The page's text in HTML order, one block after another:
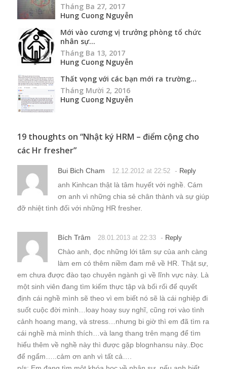
Tháng Ba 27, 2017
Hung Cuong Nguyễn
Mới vào cương vị trưởng phòng tổ chức
nhân sự...
Tháng Ba 13, 2017
Hung Cuong Nguyễn
Thất vọng với các bạn mới ra trường...
Tháng Mười 2, 2016
Hung Cuong Nguyễn
19 thoughts on “Nhật ký HRM – điểm cộng cho
các Hr fresher”
Bui Bich Cham 12.12.2012 at 22:52 - Reply
anh Kinhcan thật là tâm huyết với nghề. Cám
ơn anh vì những chia sẻ chân thành và sự giúp
đỡ nhiệt tình đối với những HR fresher.
Bích Trâm 28.01.2013 at 22:33 - Reply
Chào anh, đọc những lới tâm sự của anh càng
làm em có thêm niềm đam mê về HR. Thật sự,
em chưa được đào tạo chuyên ngành gì về lĩnh vực này. Là
một sinh viên đang tìm kiếm thực tập và bối rối để quyết
định cái nghề mình sẽ theo vì em biết nó sẽ là cái nghiệp đi
suốt cuộc đời mình…loay hoay suy nghĩ, cũng rơi vào tình
cảnh hoang mang, và stress…nhưng bi giờ thì em đã tìm ra
cái nghề mà mình thích…và lang thang trên mạng để tìm
hiểu thêm về nghề này thì được gặp blognhansu này..Đọc
để ngẩm…..cảm ơn anh vì tất cả….